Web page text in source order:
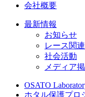
会社概要
最新情報
お知らせ
レース関
社会活動
メディア
OSATO
ホタル保護プロ